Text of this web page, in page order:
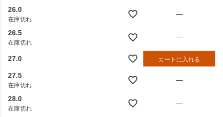
26.0
在庫切れ
—
26.5
在庫切れ
—
27.0 カートに入れる
27.5
在庫切れ
—
28.0
在庫切れ
—